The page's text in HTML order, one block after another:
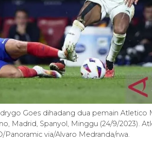
Goes dihadang dua pemain Atletico
Madrid, Spanyol, Minggu (24/9/2023).
Panoramic via/Alvaro Medranda/rwa.